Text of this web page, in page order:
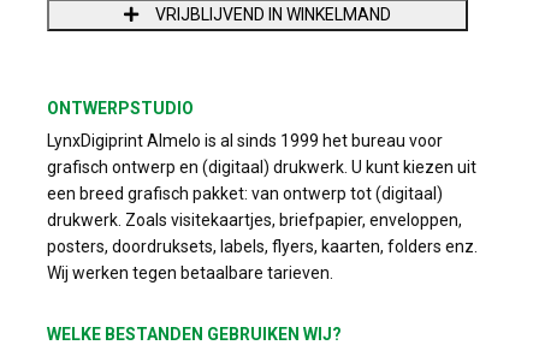
VRIJBLIJVEND IN WINKELMAND
ONTWERPSTUDIO
LynxDigiprint Almelo is al sinds 1999 het bureau voor
grafisch ontwerp en (digitaal) drukwerk. U kunt kiezen uit
een breed grafisch pakket: van ontwerp tot (digitaal)
drukwerk. Zoals visitekaartjes, briefpapier, enveloppen,
posters, doordruksets, labels, flyers, kaarten, folders enz.
Wij werken tegen betaalbare tarieven.
WELKE BESTANDEN GEBRUIKEN WIJ?